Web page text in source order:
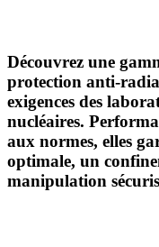
Découvrez une
protection anti-
exigences des
nucléaires.
aux normes, elles
optimale, un
manipulation